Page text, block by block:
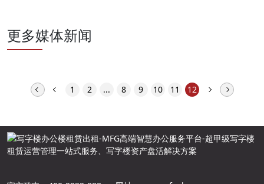
更多媒体新闻
1 2 ... 8 9 10 11 12